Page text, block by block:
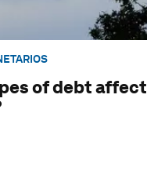
of debt affect